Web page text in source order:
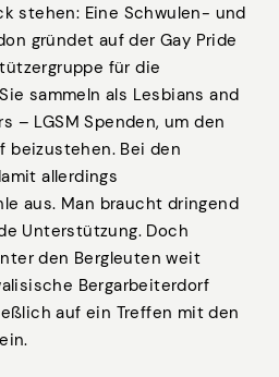
stehen: Eine Schwulen- und
gründet auf der Gay Pride
für die
sammeln als Lesbians and
– LGSM Spenden, um den
beizustehen. Bei den
allerdings
aus. Man braucht dringend
Unterstützung. Doch
den Bergleuten weit
Bergarbeiterdorf
auf ein Treffen mit den